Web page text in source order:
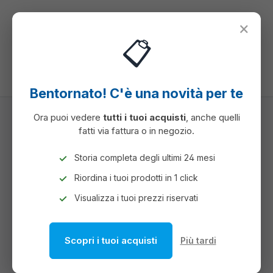
principale
PRODOTTI PER COMUNITA'
CAMICI. GREMBIULI E DIVISE
CAMICI. GREMBIULI E DIVISE
×
📋
Bentornato! C'è una novità per te
Ora puoi vedere tutti i tuoi acquisti, anche quelli
fatti via fattura o in negozio.
Storia completa degli ultimi 24 mesi
Riordina i tuoi prodotti in 1 click
Visualizza i tuoi prezzi riservati
Scopri i tuoi acquisti Più tardi